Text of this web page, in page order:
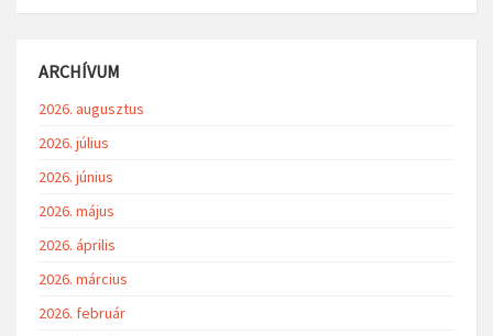
ARCHÍVUM
2026. augusztus
2026. július
2026. június
2026. május
2026. április
2026. március
2026. február